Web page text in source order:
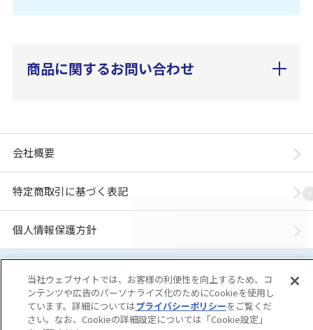
商品に関するお問い合わせ
会社概要
特定商取引に基づく表記
個人情報保護方針
Copyright© Unicharm Corporation
ます。※当店に掲載されているコンテンツは、事前の許可が無い限り無断使用・複
製・転載を禁じます。
当社ウェブサイトでは、お客様の利便性を向上するため、コ
ンテンツや広告のパーソナライズ化のためにCookieを使用し
ています。詳細についてはプライバシーポリシーをご覧くだ
さい。なお、Cookieの詳細設定については「Cookie設定」